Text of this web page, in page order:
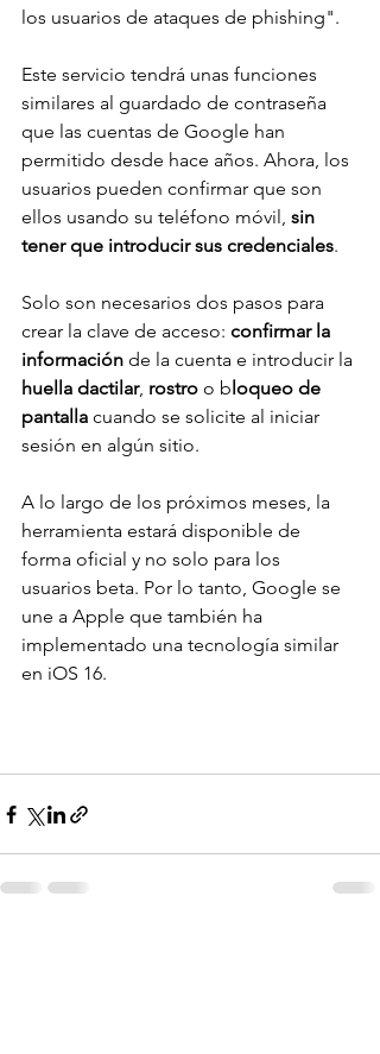
los usuarios de ataques de phishing".
Este servicio tendrá unas funciones
similares al guardado de contraseña
que las cuentas de Google han
permitido desde hace años. Ahora, los
usuarios pueden confirmar que son
ellos usando su teléfono móvil, sin
tener que introducir sus credenciales.
Solo son necesarios dos pasos para
crear la clave de acceso: confirmar la
información de la cuenta e introducir la
huella dactilar, rostro o b loqueo de
pantalla cuando se solicite al iniciar
sesión en algún sitio.
A lo largo de los próximos meses, la
herramienta estará disponible de
forma oficial y no solo para los
usuarios beta. Por lo tanto, Google se
une a Apple que también ha
implementado una tecnología similar
en iOS 16.